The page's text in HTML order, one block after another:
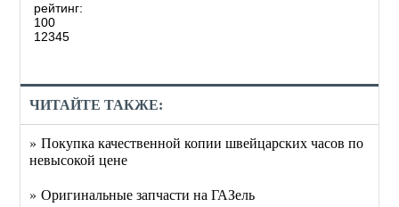
рейтинг:
100
1 2345
ЧИТАЙТЕ ТАКЖЕ:
» Покупка качественной копии швейцарских часов по
невысокой цене
» Оригинальные запчасти на ГАЗель